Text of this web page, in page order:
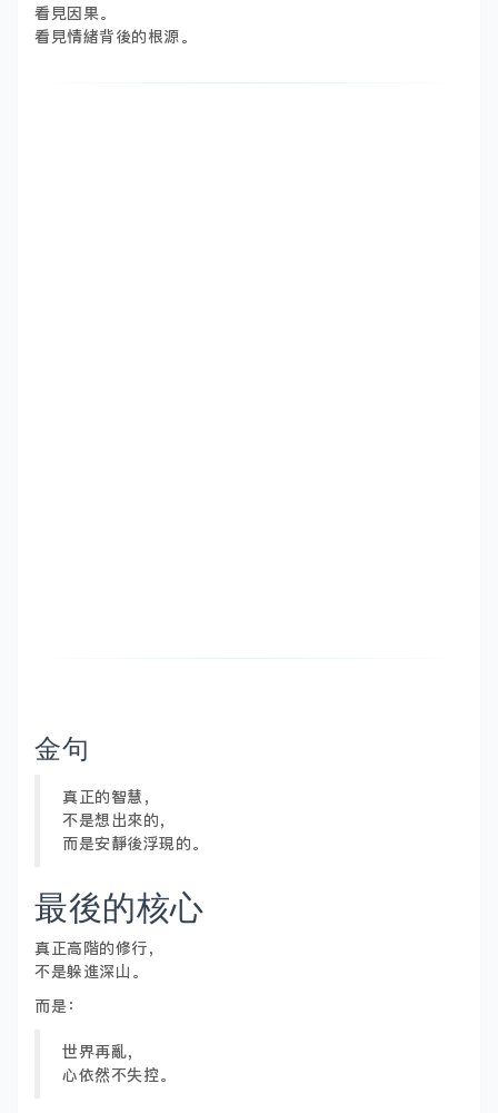
看見因果。
看見情緒背後的根源。
金句
真正的智慧，
不是想出來的，
而是安靜後浮現的。
最後的核心
真正高階的修行，
不是躲進深山。
而是：
世界再亂，
心依然不失控。